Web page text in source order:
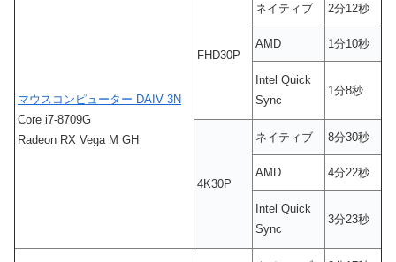
マウスコンピューター DAIV 3N
Core i7-8709G
Radeon RX Vega M GH
FHD30P
ネイティブ 2分12秒
AMD 1分10秒
Intel Quick
Sync
1分8秒
4K30P
ネイティブ 8分30秒
AMD 4分22秒
Intel Quick
Sync
3分23秒